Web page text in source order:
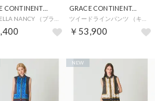
GRACE CONTINENTAL GRACE CONTINENTAL
￥53,900
NEW